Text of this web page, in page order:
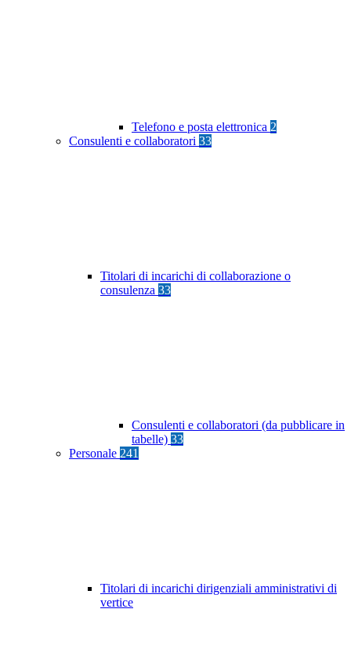
Telefono e posta elettronica 2
Consulenti e collaboratori 33
Titolari di incarichi di collaborazione o
consulenza 33
Consulenti e collaboratori (da pubblicare in
tabelle) 33
Personale 241
Titolari di incarichi dirigenziali amministrativi di
vertice